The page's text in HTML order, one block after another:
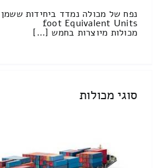
foot Equivalent Units
מכולות מיוצרות בחמש […]
סוגי מכולות